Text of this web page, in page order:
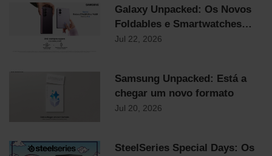
Galaxy Unpacked: Os Novos
Foldables e Smartwatches
Samsung já chegaram!
Jul 22, 2026
Samsung Unpacked: Está a
chegar um novo formato
Jul 20, 2026
SteelSeries Special Days: Os